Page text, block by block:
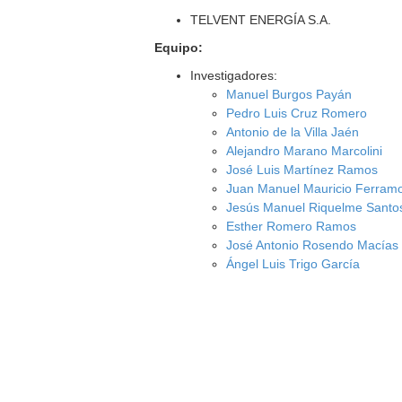
TELVENT ENERGÍA S.A.
Equipo:
Investigadores:
Manuel Burgos Payán
Pedro Luis Cruz Romero
Antonio de la Villa Jaén
Alejandro Marano Marcolini
José Luis Martínez Ramos
Juan Manuel Mauricio
Jesús Manuel Riquelme
Esther Romero Ramos
José Antonio Rosendo Macías
Ángel Luis Trigo García